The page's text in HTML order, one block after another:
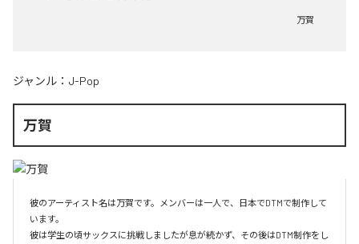
万賀
ジャンル： J-Pop
万賀
彼のアーティスト名は万賀です。メンバーは一人で、日本でDTMで制作して
います。
彼は学生の頃サックスに挑戦しましたが息が続かず、その後はDTM制作をし